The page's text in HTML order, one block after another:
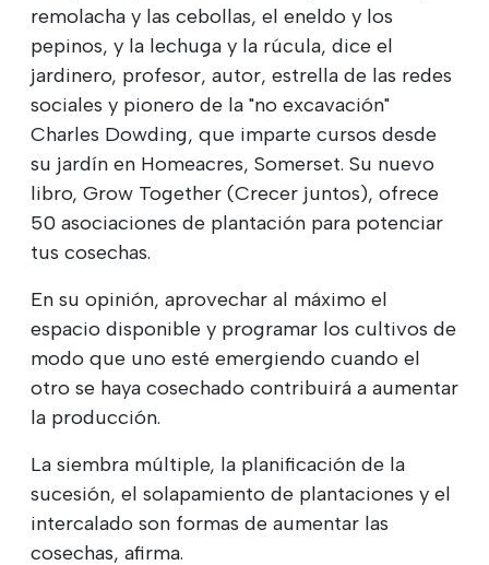
remolacha y las cebollas, el eneldo y los
pepinos, y la lechuga y la rúcula, dice el
jardinero, profesor, autor, estrella de las redes
sociales y pionero de la "no excavación"
Charles Dowding, que imparte cursos desde
su jardín en Homeacres, Somerset. Su nuevo
libro, Grow Together (Crecer juntos), ofrece
50 asociaciones de plantación para potenciar
tus cosechas.
En su opinión, aprovechar al máximo el
espacio disponible y programar los cultivos de
modo que uno esté emergiendo cuando el
otro se haya cosechado contribuirá a aumentar
la producción.
La siembra múltiple, la planificación de la
sucesión, el solapamiento de plantaciones y el
intercalado son formas de aumentar las
cosechas, afirma.